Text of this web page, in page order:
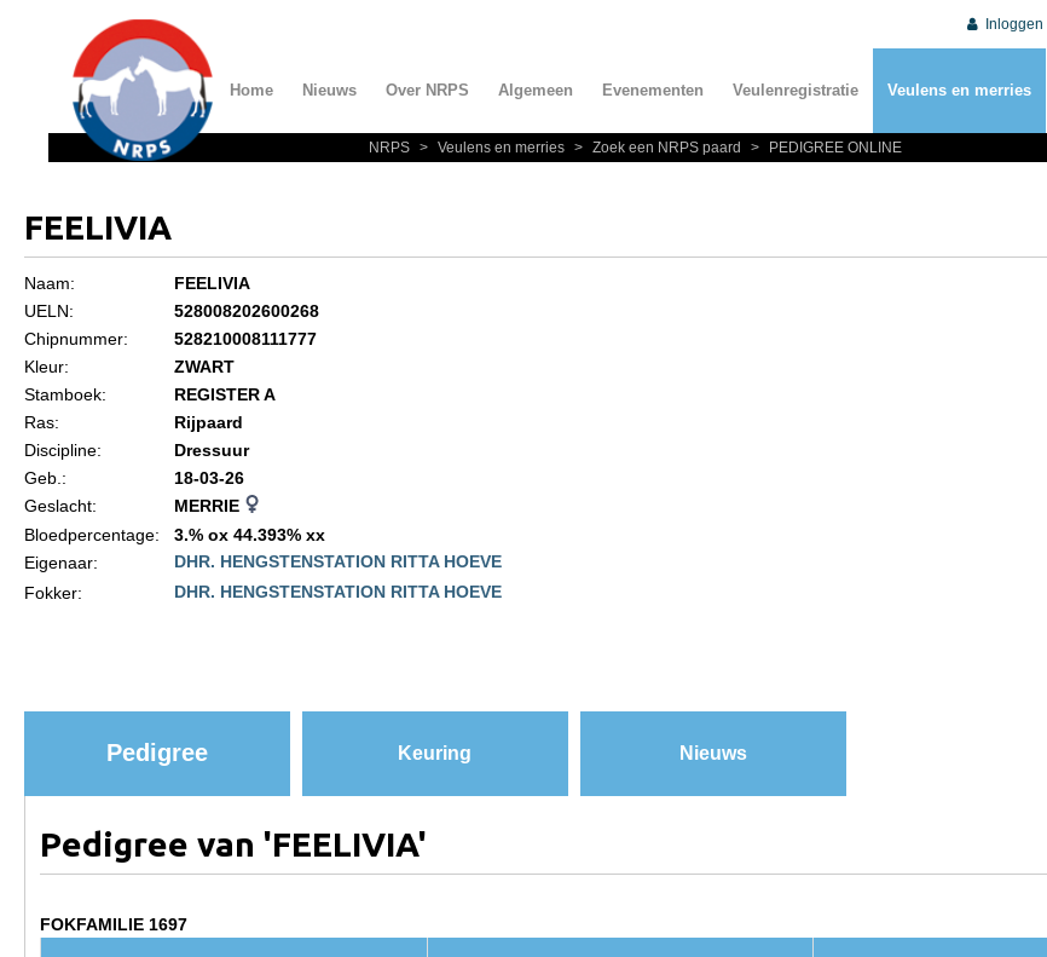
Inloggen
Home Nieuws Over NRPS Algemeen Evenementen Veulenregistratie Veulens en merries
Over NRPS
Bestuur NRPS
Informatie
Statuten en reglementen
Algemeen
Informatie overschrijven paspoort
Animal Health Regulation
Gids voor Goede Praktijken
Marktplaats
NRPS > Veulens en merries > Zoek een NRPS paard > PEDIGREE ONLINE
FEELIVIA
Naam:
FEELIVIA
UELN:
528008202600268
Chipnummer:
528210008111777
Kleur:
ZWART
Stamboek:
REGISTER A
Ras:
Rijpaard
Discipline:
Dressuur
Geb.:
18-03-26
Geslacht:
MERRIE
Bloedpercentage:
3.% ox 44.393% xx
Eigenaar:
DHR. HENGSTENSTATION RITTA HOEVE
Fokker:
DHR. HENGSTENSTATION RITTA HOEVE
Pedigree Keuring Nieuws
Pedigree van 'FEELIVIA'
FOKFAMILIE 1697